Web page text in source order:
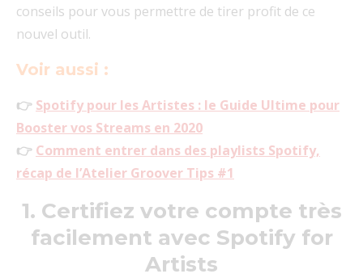
conseils pour vous permettre de tirer profit de ce
nouvel outil.
Voir aussi :
👉 Spotify pour les Artistes : le Guide Ultime pour
Booster vos Streams en 2020
👉 Comment entrer dans des playlists Spotify,
récap de l’Atelier Groover Tips #1
1. Certifiez votre compte très
facilement avec Spotify for
Artists